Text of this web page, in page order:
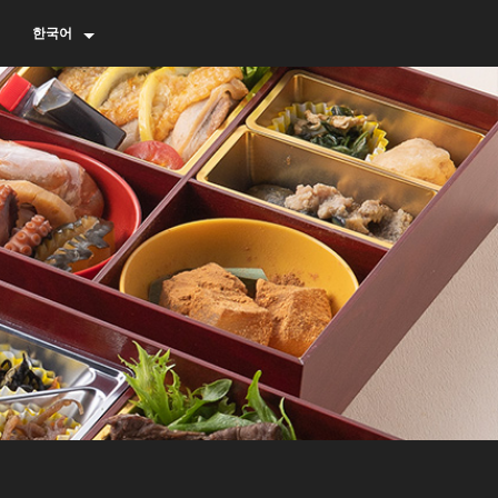
한국어
English
简体中文
繁體中文